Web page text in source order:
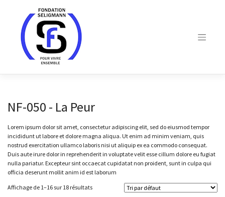
NF-050 - La Peur
Lorem ipsum dolor sit amet, consectetur adipiscing elit, sed do eiusmod tempor
incididunt ut labore et dolore magna aliqua. Ut enim ad minim veniam, quis
nostrud exercitation ullamco laboris nisi ut aliquip ex ea commodo consequat.
Duis aute irure dolor in reprehenderit in voluptate velit esse cillum dolore eu fugiat
nulla pariatur. Excepteur sint occaecat cupidatat non proident, sunt in culpa qui
officia deserunt mollit anim id est laborum
Affichage de 1–16 sur 18 résultats